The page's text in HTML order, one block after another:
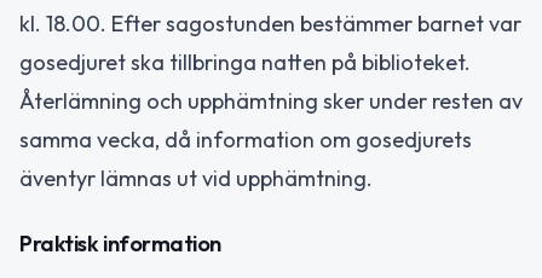
kl. 18.00. Efter sagostunden bestämmer barnet var
gosedjuret ska tillbringa natten på biblioteket.
Återlämning och upphämtning sker under resten av
samma vecka, då information om gosedjurets
äventyr lämnas ut vid upphämtning.
Praktisk information